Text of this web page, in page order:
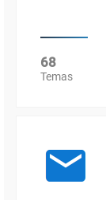
68
Temas